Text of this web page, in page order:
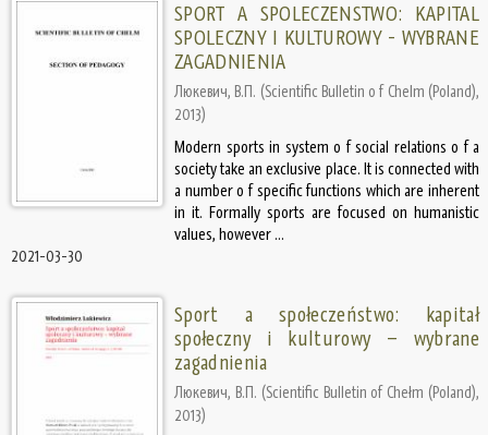
SPORT A SPOLECZENSTWO: KAPITAL
SPOLECZNY I KULTUROWY - WYBRANE
ZAGADNIENIA
Люкевич, В.П. (Scientific Bulletin o f Chelm (Poland),
2013)
Modern sports in system o f social relations o f a
society take an exclusive place. It is connected with
a number o f specific functions which are inherent
in it. Formally sports are focused on humanistic
values, however ...
2021-03-30
Sport a społeczeństwo: kapitał
społeczny i kulturowy – wybrane
zagadnienia
Люкевич, В.П. (Scientific Bulletin of Chełm (Poland),
2013)